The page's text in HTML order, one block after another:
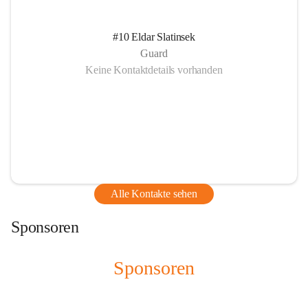
#10 Eldar Slatinsek
Guard
Keine Kontaktdetails vorhanden
Alle Kontakte sehen
Sponsoren
Sponsoren